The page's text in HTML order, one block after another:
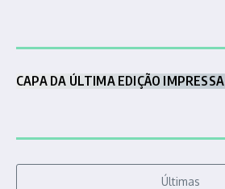
CAPA DA ÚLTIMA EDIÇÃO IMPRESSA
Últimas